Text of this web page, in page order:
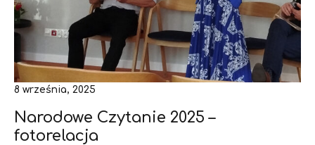
Narodowe Czytanie 2025 –
fotorelacja
8 września, 2025